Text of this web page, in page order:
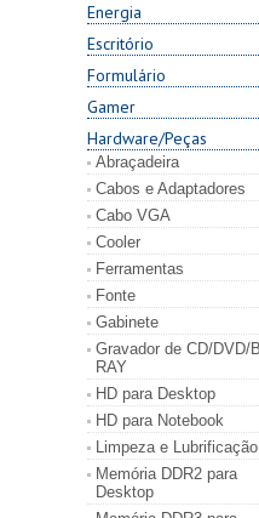
Energia
Escritório
Formulário
Gamer
Hardware/Peças
Abraçadeira
Cabos e Adaptadores
Cabo VGA
Cooler
Ferramentas
Fonte
Gabinete
Gravador de CD/DVD/
RAY
HD para Desktop
HD para Notebook
Limpeza e Lubrificação
Memória DDR2 para
Desktop